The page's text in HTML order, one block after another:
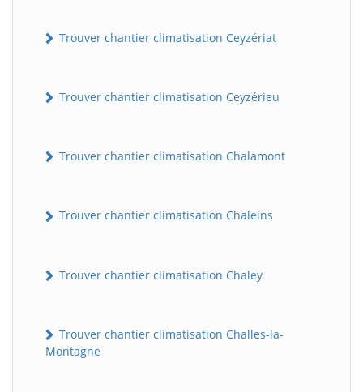
Trouver chantier climatisation Ceyzériat
Trouver chantier climatisation Ceyzérieu
Trouver chantier climatisation Chalamont
Trouver chantier climatisation Chaleins
Trouver chantier climatisation Chaley
Trouver chantier climatisation Challes-la-
Montagne